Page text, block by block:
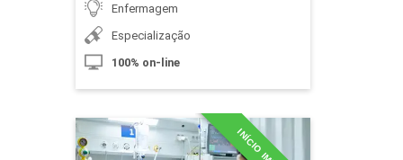
Analgesia Utilizada em Pediatria e
Medicamentos Adjuvantes
10h
Enfermagem
Especialização
100% on-line
Especialização em